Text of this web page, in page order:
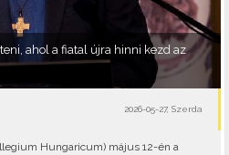
ahol a fiatal újra hinni kezd az
2026-05-27, Szerda
Hungaricum) május 12-én a